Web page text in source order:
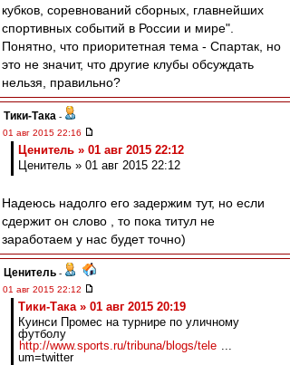
кубков, соревнований сборных, главнейших
спортивных событий в России и мире".
Понятно, что приоритетная тема - Спартак, но
это не значит, что другие клубы обсуждать
нельзя, правильно?
Тики-Така -
01 авг 2015 22:16
Ценитель » 01 авг 2015 22:12
Ценитель » 01 авг 2015 22:12
Надеюсь надолго его задержим тут, но если
сдержит он слово , то пока титул не
заработаем у нас будет точно)
Ценитель -
01 авг 2015 22:12
Тики-Така » 01 авг 2015 20:19
Куинси Промес на турнире по уличному
футболу
http://www.sports.ru/tribuna/blogs/tele ...
um=twitter